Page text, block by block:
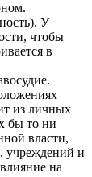
У
чтобы
в
из личных
бы то ни
власти,
учреждений и
на